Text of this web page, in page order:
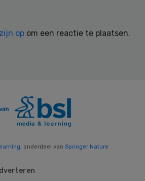
op om een reactie te plaatsen.
, onderdeel van Springer Nature